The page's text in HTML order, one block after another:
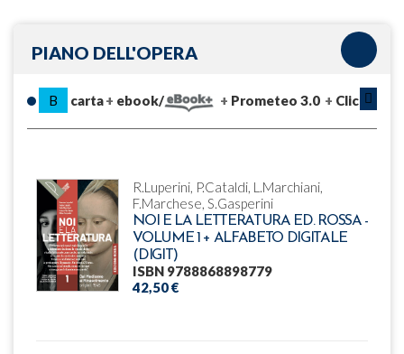
PIANO DELL'OPERA
B carta ebook/ Prometeo 3.0 Clic
R.Luperini, P.Cataldi, L.Marchiani,
F.Marchese, S.Gasperini
NOI E LA LETTERATURA ED. ROSSA -
VOLUME 1 + ALFABETO DIGITALE
(DIGIT)
ISBN 9788868898779
42,50 €